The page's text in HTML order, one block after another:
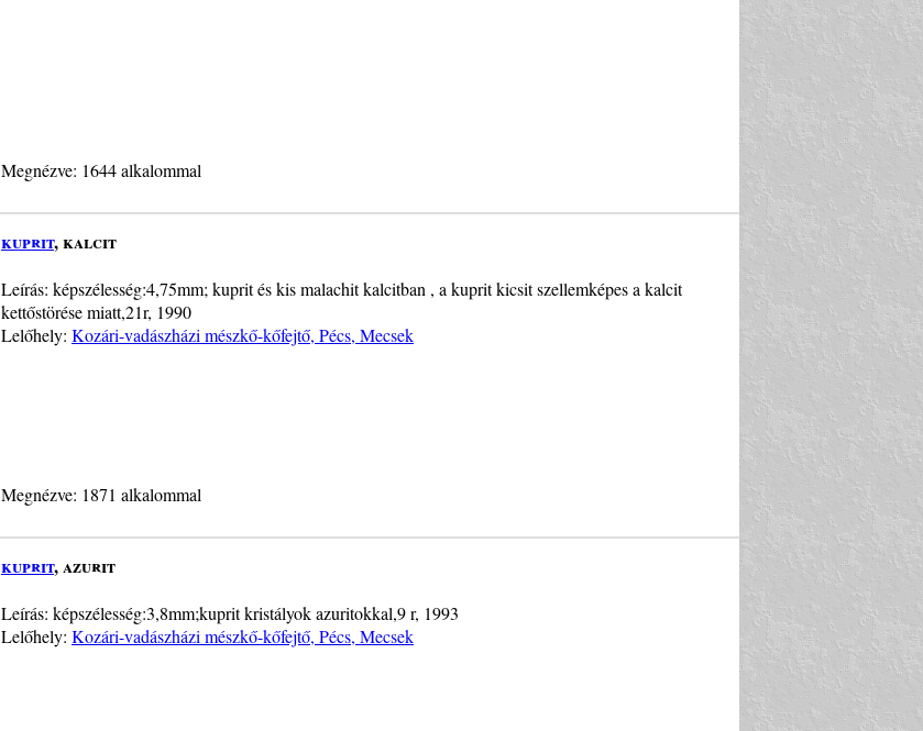
Megnézve: 1644 alkalommal
kuprit, kalcit
Leírás: képszélesség:4,75mm; kuprit és kis malachit kalcitban , a kuprit kicsit szellemképes a kalcit
kettőstörése miatt,21r, 1990
Lelőhely: Kozári-vadászházi mészkő-kőfejtő, Pécs, Mecsek
Megnézve: 1871 alkalommal
kuprit, azurit
Leírás: képszélesség:3,8mm;kuprit kristályok azuritokkal,9 r, 1993
Lelőhely: Kozári-vadászházi mészkő-kőfejtő, Pécs, Mecsek